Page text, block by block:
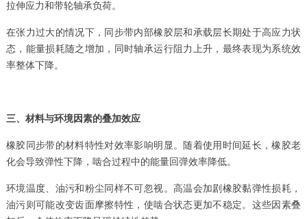
拉伸应力和带轮轴承负荷。
在张力过大的情况下，同步带内部橡胶层和承载层长期处于高应力状
态，能量损耗随之增加，同时轴承运行阻力上升，最终表现为系统效
率整体下降。
三、材料与环境因素的叠加效应
橡胶同步带的材料特性对效率影响明显。随着使用时间延长，橡胶老
化会导致弹性下降，啮合过程中的能量回弹效率降低。
环境温度、油污和粉尘同样不可忽视。高温会加剧橡胶黏弹性损耗，
油污则可能改变齿面摩擦特性，使啮合状态更加不稳定。这些因素叠